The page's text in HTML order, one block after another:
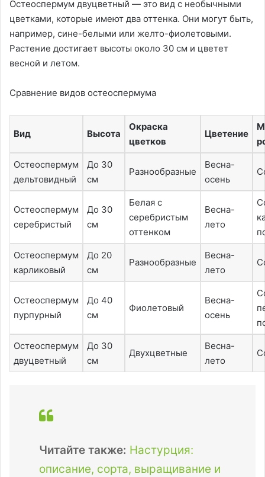
Остеоспермум двуцветный — это вид с необычными
цветками, которые имеют два оттенка. Они могут быть,
например, сине-белыми или желто-фиолетовыми.
Растение достигает высоты около 30 см и цветет
весной и летом.
Сравнение видов остеоспермума
Вид Высота
Окраска
цветков
Цветение
Остеоспермум
дельтовидный
До 30
см
Разнообразные
Весна-
осень
Остеоспермум
серебристый
До 30
см
Белая с
серебристым
оттенком
Весна-
лето
Остеоспермум
карликовый
До 20
см
Разнообразные
Весна-
лето
Остеоспермум
пурпурный
До 40
см
Фиолетовый
Весна-
осень
Остеоспермум
двуцветный
До 30
см
Двухцветные
Весна-
лето
Читайте также: Настурция:
описание, сорта, выращивание и